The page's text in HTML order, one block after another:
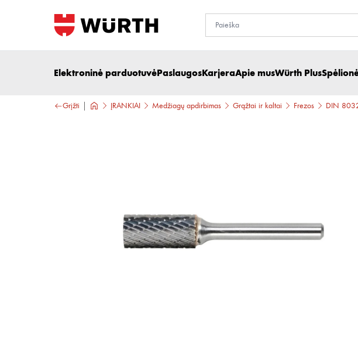
Elektroninė parduotuvėPaslaugosKarjeraApie musWürth Plus
Grįžti ĮRANKIAI Medžiagų apdirbimas Grąžtai ir kaltai Frezos DIN